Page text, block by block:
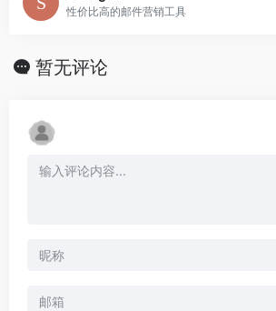
性价比高的邮件营销工具
暂无评论